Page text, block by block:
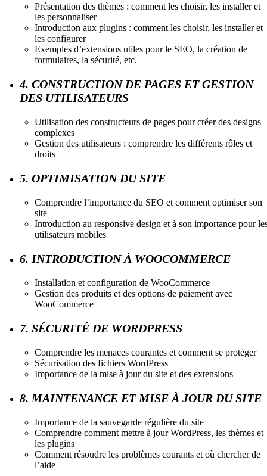
Présentation des thèmes : comment les choisir, les installer et
les personnaliser
Introduction aux plugins : comment les choisir, les installer et
les configurer
Exemples d’extensions utiles pour le SEO, la création de
formulaires, la sécurité, etc.
4. CONSTRUCTION DE PAGES ET GESTION
DES UTILISATEURS
Utilisation des constructeurs de pages pour créer des designs
complexes
Gestion des utilisateurs : comprendre les différents rôles et
droits
5. OPTIMISATION DU SITE
Comprendre l’importance du SEO et comment optimiser son
site
Introduction au responsive design et à son importance pour
utilisateurs mobiles
6. INTRODUCTION À WOOCOMMERCE
Installation et configuration de WooCommerce
Gestion des produits et des options de paiement avec
WooCommerce
7. SÉCURITÉ DE WORDPRESS
Comprendre les menaces courantes et comment se protéger
Sécurisation des fichiers WordPress
Importance de la mise à jour du site et des extensions
8. MAINTENANCE ET MISE À JOUR DU SITE
Importance de la sauvegarde régulière du site
Comprendre comment mettre à jour WordPress, les thèmes et
les plugins
Comment résoudre les problèmes courants et où chercher de
l’aide